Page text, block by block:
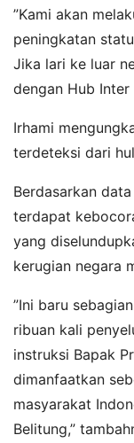
​”Kami akan
peningkatan
Jika lari ke luar
dengan Hub Inter
​Irhami
terdeteksi dari
Berdasarkan
terdapat
yang
kerugian negara
​”Ini baru
ribuan kali
instruksi Bapak
dimanfaatkan
masyarakat
Belitung,”